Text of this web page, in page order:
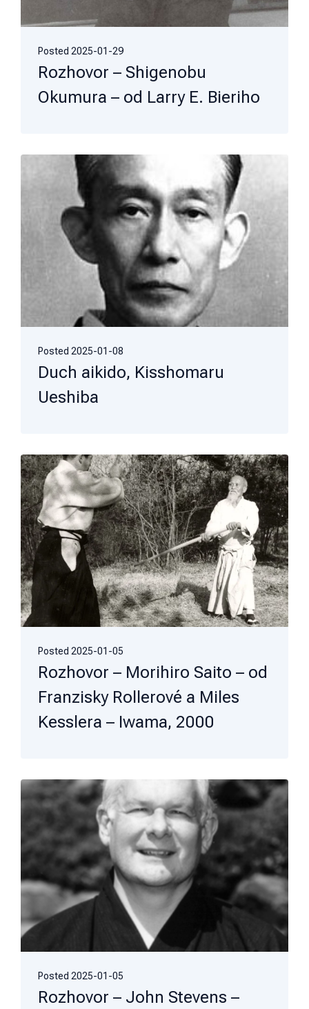
Posted 2025-01-29
Rozhovor – Shigenobu
Okumura – od Larry E. Bieriho
Posted 2025-01-08
Duch aikido, Kisshomaru
Ueshiba
Posted 2025-01-05
Rozhovor – Morihiro Saito – od
Franzisky Rollerové a Miles
Kesslera – Iwama, 2000
Posted 2025-01-05
Rozhovor – John Stevens –